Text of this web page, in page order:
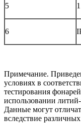
5
6
Примечание.
условиях в
тестирования
использовании
Данные могут
вследствие